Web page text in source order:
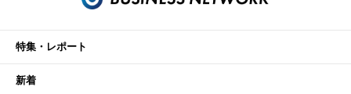
特集・レポート
新着